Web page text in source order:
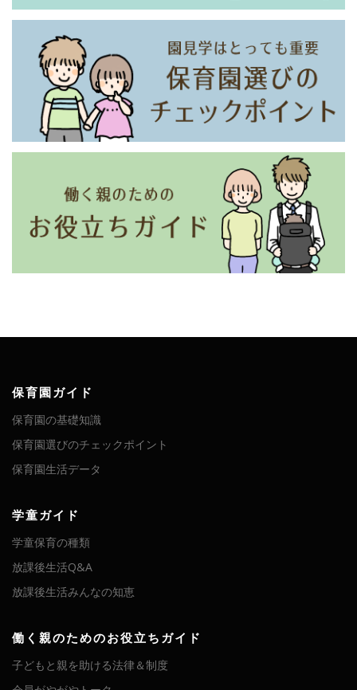
保育園ガイド
保育園の基礎知識
保育園選びのチェックポイント
保育園生活データ
学童ガイド
学童保育の種類
放課後生活Q&A
放課後生活みんなの知恵
働く親のためのお役立ちガイド
子どもと親を助ける法律＆制度